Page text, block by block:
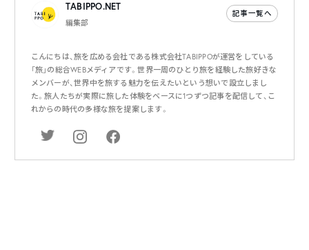
TABIPPO.NET
編集部
記事一覧へ
こんにちは、旅を広める会社である株式会社TABIPPOが運営をしている
「旅」の総合WEBメディアです。世界一周のひとり旅を経験した旅好きな
メンバーが、世界中を旅する魅力を伝えたいという想いで設立しまし
た。旅人たちが実際に旅した体験をベースに1つずつ記事を配信して、こ
れからの時代の多様な旅を提案します。